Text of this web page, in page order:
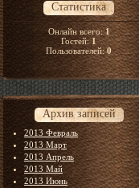
Статистика
Онлайн всего:1
Гостей:1
Пользователей:0
Архив записей
2013 Февраль
2013 Март
2013 Апрель
2013 Май
2013 Июнь